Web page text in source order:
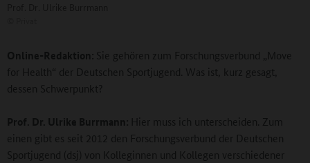
Online-Redaktion:
Sie gehören zum Forschungsverbund „Move
for Health“ der Deutschen Sportjugend. Was ist, kurz gesagt,
dessen Schwerpunkt?
Prof. Dr. Ulrike Burrmann: Hier muss ich unterscheiden. Zum
einen gibt es seit 2012 den Forschungsverbund der Deutschen
Sportjugend (dsj) von Kolleginnen und Kollegen verschiedener